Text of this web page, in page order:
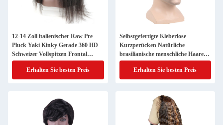
12-14 Zoll italienischer Raw Pre
Pluck Yaki Kinky Gerade 360 HD
Schweizer Vollspitzen Frontal
Mensch Haar Perücke
Erhalten Sie besten Preis
Selbstgefertigte Kleberlose
Kurzperücken Natürliche
brasilianische menschliche Haare
für junge Männer mit 250% Dichte
Erhalten Sie besten Preis